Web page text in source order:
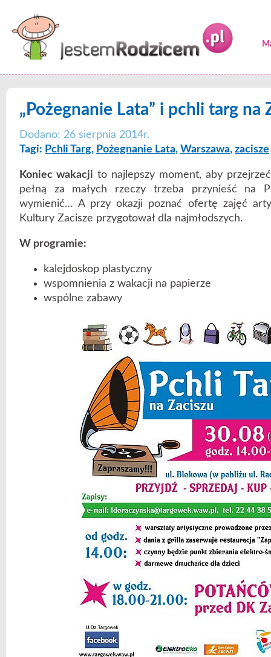
„Pożegnanie Lata” i pchli targ na
Dodano: 26 sierpnia 2014r.
Tagi: Pchli Targ, Pożegnanie Lata, Warszawa, zacisze
Koniec wakacji to najlepszy moment, aby
pełną za małych rzeczy trzeba przynieść na
wymienić… A przy okazji poznać ofertę zajęć
Kultury Zacisze przygotował dla najmłodszych.
W programie:
kalejdoskop plastyczny
wspomnienia z wakacji na papierze
wspólne zabawy